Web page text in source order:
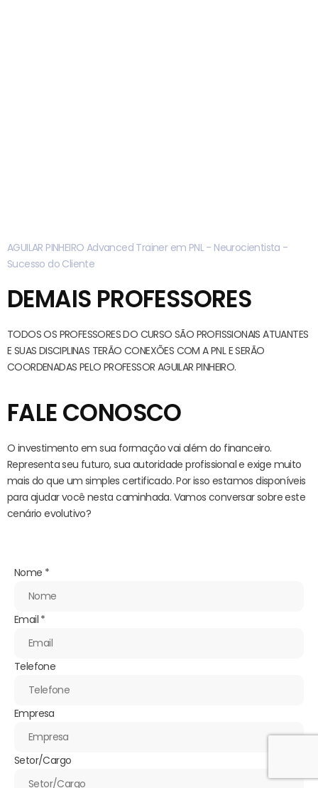
AGUILAR PINHEIRO Advanced Trainer em PNL - Neurocientista -
Sucesso do Cliente
DEMAIS PROFESSORES
TODOS OS PROFESSORES DO CURSO SÃO PROFISSIONAIS ATUANTES
E SUAS DISCIPLINAS TERÃO CONEXÕES COM A PNL E SERÃO
COORDENADAS PELO PROFESSOR AGUILAR PINHEIRO.
FALE CONOSCO
O investimento em sua formação vai além do financeiro.
Representa seu futuro, sua autoridade profissional e exige muito
mais do que um simples certificado. Por isso estamos disponíveis
para ajudar você nesta caminhada. Vamos conversar sobre este
cenário evolutivo?
Nome *
Email *
Telefone
Empresa
Setor/Cargo